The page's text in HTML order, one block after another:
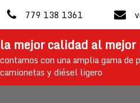
to
content
779 138 1361
la mejor calidad al mejor
contamos con una amplia gama de
camionetas y diésel ligero